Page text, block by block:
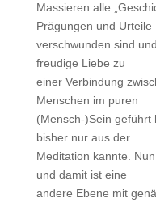
Massieren alle
Prägungen und Urteile
verschwunden sind
freudige Liebe zu
einer Verbindung
Menschen im puren
(Mensch-)Sein geführt
bisher nur aus der
Meditation kannte.
und damit ist eine
andere Ebene mit